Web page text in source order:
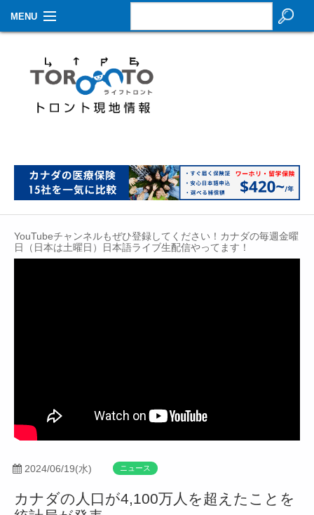
MENU
生活情報
その他
イベントカレンダー
Contact
YouTubeチャンネルもぜひ登録してください！カナダの毎週金曜
日（日本は土曜日）日本語ライブ生配信やってます！
2024/06/19(水) ニュース
カナダの人口が4,100万人を超えたことを